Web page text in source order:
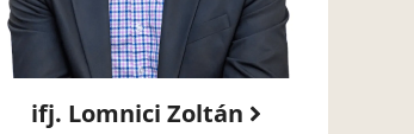
ifj. Lomnici Zoltán